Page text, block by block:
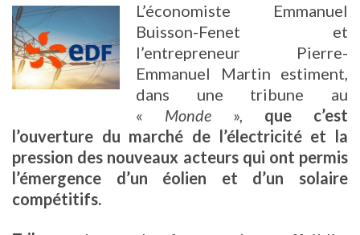
L’économiste Emmanuel
Buisson-Fenet et
l’entrepreneur Pierre-
Emmanuel Martin estiment,
dans une tribune au
« Monde », que c’est
l’ouverture du marché de l’électricité et la
pression des nouveaux acteurs qui ont permis
l’émergence d’un éolien et d’un solaire
compétitifs.